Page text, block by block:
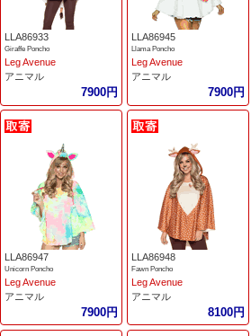
LLA86933
Giraffe Poncho
Leg Avenue
アニマル
7900円
LLA86945
Llama Poncho
Leg Avenue
アニマル
7900円
LLA86947
Unicorn Poncho
Leg Avenue
アニマル
7900円
LLA86948
Fawn Poncho
Leg Avenue
アニマル
8100円